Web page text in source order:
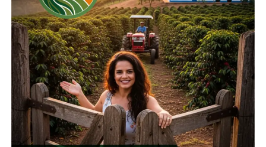
Facebook 18+
Relacionado
Por que a Região de
Guarapuava está
reduzindo a área da
cevada?
22 de abril, 2024
Em "Guarapuava"
Maior produtora do País,
Região de Guarapuava
terá redução de 39,8% na
área de cevada
28 de março, 2024
Em "Guarapuava"